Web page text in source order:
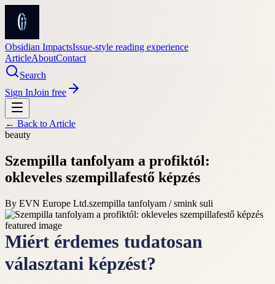
Obsidian ImpactsIssue-style reading experience
ArticleAboutContact
Search
Sign InJoin free
← Back to Article
beauty
Szempilla tanfolyam a profiktól:
okleveles szempillafestő képzés
By EVN Europe Ltd.szempilla tanfolyam / smink suli
Miért érdemes tudatosan
választani képzést?